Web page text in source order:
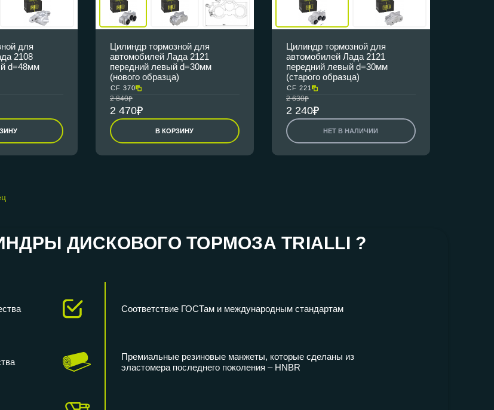
для
2108
d=48мм
Цилиндр тормозной для
автомобилей Лада 2121
передний левый d=30мм
(нового образца)
CF 370
2 840
2 470
В КОРЗИНУ
Цилиндр тормозной для
автомобилей Лада 2121
передний левый d=30мм
(старого образца)
CF 221
2 630
2 240
НЕТ В НАЛИЧИИ
ДИСКОВОГО ТОРМОЗА TRIALLI ?
Соответствие ГОСТам и международным стандартам
Премиальные резиновые манжеты, которые сделаны из
эластомера последнего поколения – HNBR